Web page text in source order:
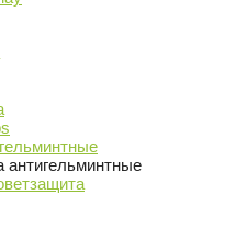
антигельминтные